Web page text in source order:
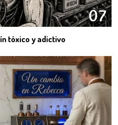
07
tóxico y adictivo